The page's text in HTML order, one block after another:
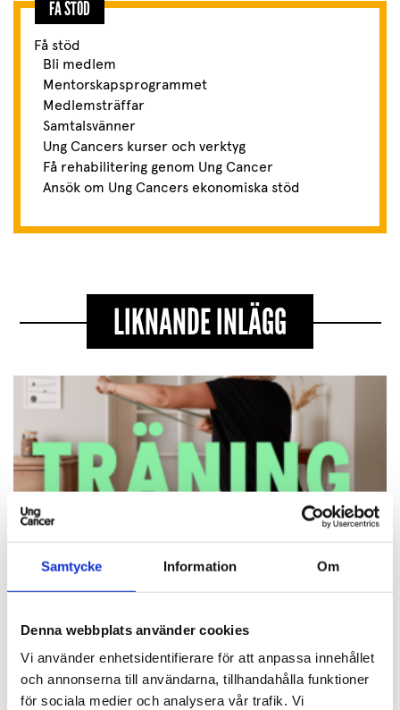
Samtycke Information Om
Denna webbplats använder cookies
Vi använder enhetsidentifierare för att anpassa innehållet
och annonserna till användarna, tillhandahålla funktioner
för sociala medier och analysera vår trafik. Vi
FÅ STÖD
Få stöd
Bli medlem
Mentorskapsprogrammet
Medlemsträffar
Samtalsvänner
Ung Cancers kurser och verktyg
Få rehabilitering genom Ung Cancer
Ansök om Ung Cancers ekonomiska stöd
LIKNANDE INLÄGG
villkor – hösten 2026!
Vårt otroligt populära program är tillbaka,
redo att hjälpa dig att hitta träningsglädjen på
dina egna villkor! Träning på dina...